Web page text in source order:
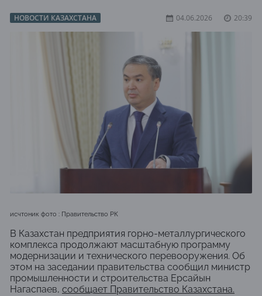
НОВОСТИ КАЗАХСТАНА 04.06.2026 20:39
исчтоник фото : Правительство РК
В Казахстан предприятия горно-металлургического
комплекса продолжают масштабную программу
модернизации и технического перевооружения. Об
этом на заседании правительства сообщил министр
промышленности и строительства Ерсайын
Нагаспаев, сообщает Правительство Казахстана.